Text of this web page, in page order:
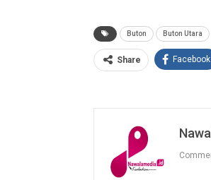
Buton Buton Utara
Share Facebook